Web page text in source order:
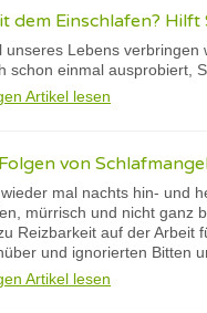
dem Einschlafen?
unseres Lebens
schon einmal ausprobiert,
Artikel lesen
von
mal nachts hin- und
mürrisch und nicht ganz
Reizbarkeit auf der Arbeit
und ignorierten Bitten
Artikel lesen